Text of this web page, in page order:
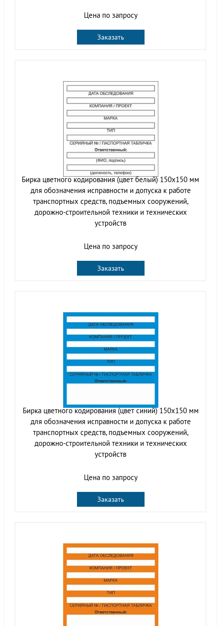
Цена по запросу
Заказать
Бирка цветного кодирования (цвет белый) 150х150 мм
для обозначения исправности и допуска к работе
транспортных средств, подъемных сооружений,
дорожно-строительной техники и технических
устройств
Цена по запросу
Заказать
Бирка цветного кодирования (цвет синий) 150х150 мм
для обозначения исправности и допуска к работе
транспортных средств, подъемных сооружений,
дорожно-строительной техники и технических
устройств
Цена по запросу
Заказать